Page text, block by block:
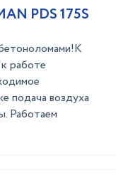
PDS 175S
работе
подача воздуха
Работаем